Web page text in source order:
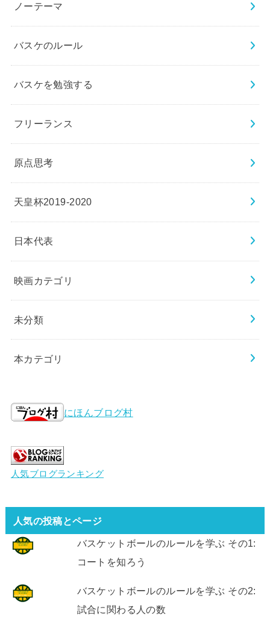
ノーテーマ
バスケのルール
バスケを勉強する
フリーランス
原点思考
天皇杯2019-2020
日本代表
映画カテゴリ
未分類
本カテゴリ
にほんブログ村
人気ブログランキング
人気の投稿とページ
バスケットボールのルールを学ぶ その1:
コートを知ろう
バスケットボールのルールを学ぶ その2:
試合に関わる人の数